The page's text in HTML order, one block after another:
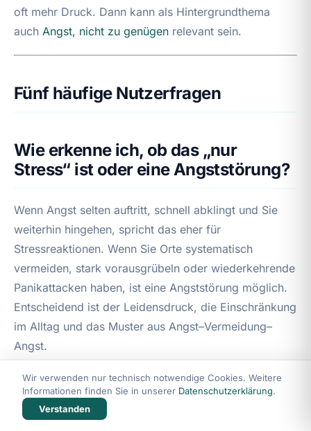
oft mehr Druck. Dann kann als Hintergrundthema
auch Angst, nicht zu genügen relevant sein.
Fünf häufige Nutzerfragen
Wie erkenne ich, ob das „nur
Stress“ ist oder eine Angststörung?
Wenn Angst selten auftritt, schnell abklingt und Sie
weiterhin hingehen, spricht das eher für
Stressreaktionen. Wenn Sie Orte systematisch
vermeiden, stark vorausgrübeln oder wiederkehrende
Panikattacken haben, ist eine Angststörung möglich.
Entscheidend ist der Leidensdruck, die Einschränkung
im Alltag und das Muster aus Angst–Vermeidung–
Angst.
Warum wird es auf Rolltreppen, in
engen Gängen oder im Food-Court
Wir verwenden nur technisch notwendige Cookies. Weitere
Informationen finden Sie in unserer Datenschutzerklärung.
Verstanden